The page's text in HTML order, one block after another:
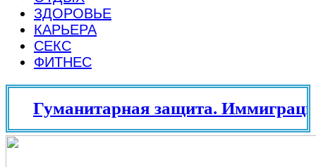
ЗДОРОВЬЕ
КАРЬЕРА
СЕКС
ФИТНЕС
Гуманитарная защита.